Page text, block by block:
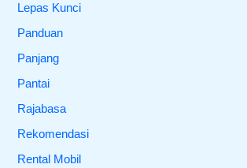
Lepas Kunci
Panduan
Panjang
Pantai
Rajabasa
Rekomendasi
Rental Mobil